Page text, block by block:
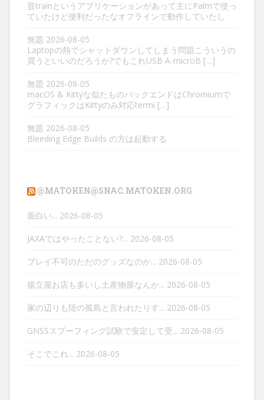
昔trainというアプリケーションがあって主にPalmで使っ
ていたけど便利だったなオフラインで動作していたし
無題 2026-08-05
Laptopの熱でシャットダウンしてしまう問題こういうの
買うといいのだろうか?でもこれUSB A-microB […]
無題 2026-08-05
macOS & Kittyな似たものバックエンドはChromiumで
グラフィックはKittyのみ対応termi […]
無題 2026-08-05
Bleeding Edge Builds の方は起動する
@MATOKEN@SNAC.MATOKEN.ORG
面白い... 2026-08-05
JAXAではやったことない?... 2026-08-05
プレイ不可のただのグッズなのか... 2026-08-05
揚立屋お店も多いし土産物屋なんか... 2026-08-05
家の辺りも陸の孤島と言われたりす... 2026-08-05
GNSSスプーフィング試験で安定して受... 2026-08-05
そこでこれ... 2026-08-05